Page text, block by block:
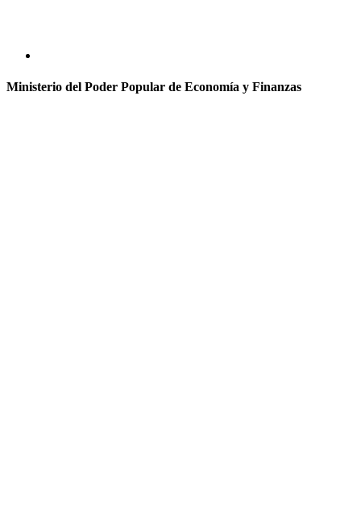
Ministerio del Poder Popular de Economía y Finanzas